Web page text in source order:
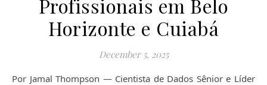
Profissionais em Belo
Horizonte e Cuiabá
December 5, 2025
Por Jamal Thompson — Cientista de Dados Sênior e Líder